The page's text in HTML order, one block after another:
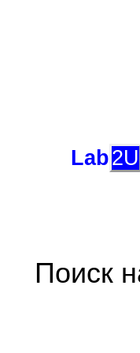
Lab2U
Поиск